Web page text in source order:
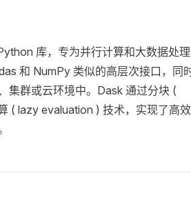
库，专为并行计算和大数据处
和 NumPy 类似的高层次接口，同
集群或云环境中。Dask 通过分块 (
( lazy evaluation ) 技术，实现了高